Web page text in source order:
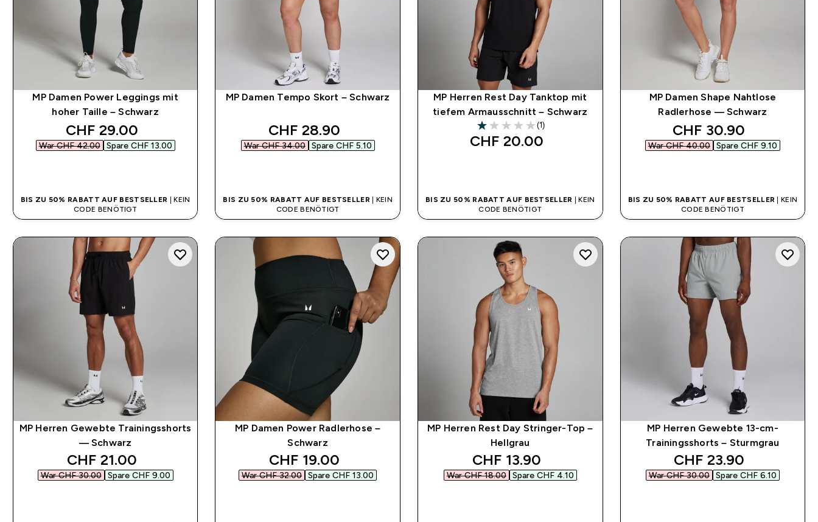
MP Damen Power Leggings mit
hoher Taille – Schwarz
discounted price
CHF 29.00‎
War CHF 42.00‎ Spare CHF 13.00‎
BIS ZU 50% RABATT AUF BESTSELLER | KEIN
CODE BENÖTIGT
MP Damen Tempo Skort – Schwarz
discounted price
CHF 28.90‎
War CHF 34.00‎ Spare CHF 5.10‎
BIS ZU 50% RABATT AUF BESTSELLER | KEIN
CODE BENÖTIGT
MP Herren Rest Day Tanktop mit
tiefem Armausschnitt – Schwarz
1 out of 5 stars
(1)
CHF 20.00‎
BIS ZU 50% RABATT AUF BESTSELLER | KEIN
CODE BENÖTIGT
MP Damen Shape Nahtlose
Radlerhose — Schwarz
discounted price
CHF 30.90‎
War CHF 40.00‎ Spare CHF 9.10‎
BIS ZU 50% RABATT AUF BESTSELLER | KEIN
CODE BENÖTIGT
MP Herren Gewebte Trainingsshorts
— Schwarz
discounted price
CHF 21.00‎
War CHF 30.00‎ Spare CHF 9.00‎
MP Damen Power Radlerhose –
Schwarz
discounted price
CHF 19.00‎
War CHF 32.00‎ Spare CHF 13.00‎
MP Herren Rest Day Stringer-Top –
Hellgrau
discounted price
CHF 13.90‎
War CHF 18.00‎ Spare CHF 4.10‎
MP Herren Gewebte 13-cm-
Trainingsshorts – Sturmgrau
discounted price
CHF 23.90‎
War CHF 30.00‎ Spare CHF 6.10‎